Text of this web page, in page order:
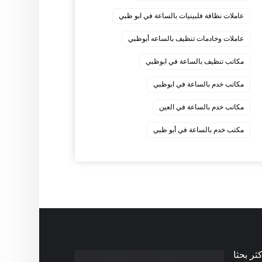
عاملات نظافة فلبينيات بالساعة في ابو ظبي
عاملات وخادمات تنظيف بالساعه أبوظبي
مكاتب تنظيف بالساعة في ابوظبي
مكاتب خدم بالساعة في ابوظبي
مكاتب خدم بالساعة في العين
مكتب خدم بالساعة في أبو ظبي
بحثا